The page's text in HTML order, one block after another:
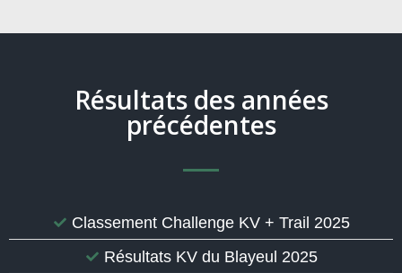
Résultats des années
précédentes
Classement Challenge KV + Trail 2025
Résultats KV du Blayeul 2025